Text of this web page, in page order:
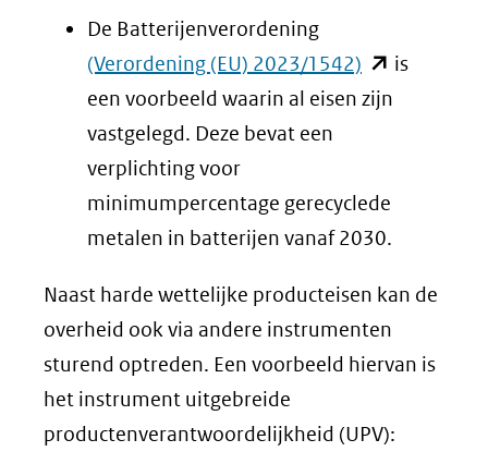
De Batterijenverordening
(Verordening (EU) 2023/1542) (opent
in
(verwijst
naar
andere
website)
is
een voorbeeld waarin al eisen zijn
vastgelegd. Deze bevat een
verplichting voor
minimumpercentage gerecyclede
metalen in batterijen vanaf 2030.
Naast harde wettelijke producteisen kan de
overheid ook via andere instrumenten
sturend optreden. Een voorbeeld hiervan is
het instrument uitgebreide
productenverantwoordelijkheid (UPV):